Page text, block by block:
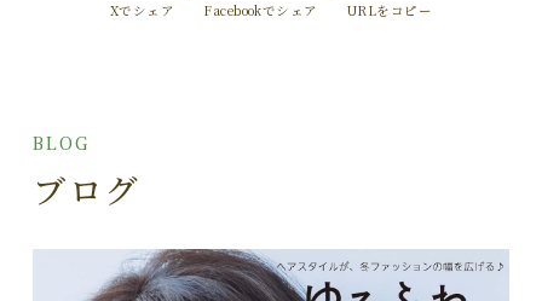
Xでシェア Facebookでシェア URLをコピー
BLOG
ブログ